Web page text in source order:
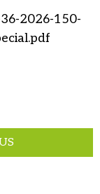
2026-150-